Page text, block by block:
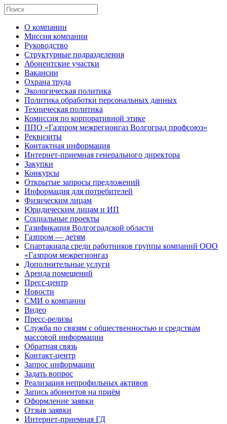
О компании
Миссия компании
Руководство
Структурные подразделения
Абонентские участки
Вакансии
Охрана труда
Экологическая политика
Политика обработки персональных данных
Техническая политика
Комиссия по корпоративной этике
ППО «Газпром межрегионгаз Волгоград профсоюз»
Реквизиты
Контактная информация
Интернет-приемная генерального директора
Закупки
Конкурсы
Открытые запросы предложений
Информация для потребителей
Физическим лицам
Юридическим лицам и ИП
Социальные проекты
Газификация Волгоградской области
Газпром — детям
Спартакиада среди работников группы компаний ООО
«Газпром межрегионгаз
Дополнительные услуги
Аренда помещений
Пресс-центр
Новости
СМИ о компании
Видео
Пресс-релизы
Служба по связям с общественностью и средствам
массовой информации
Обратная связь
Контакт-центр
Запрос информации
Задать вопрос
Реализация непрофильных активов
Запись абонентов на приём
Оформление заявки
Отзыв заявки
Интернет-приемная ГД